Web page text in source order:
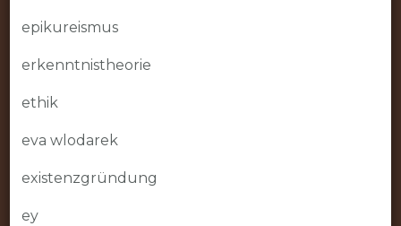
epikureismus
erkenntnistheorie
ethik
eva wlodarek
existenzgründung
ey